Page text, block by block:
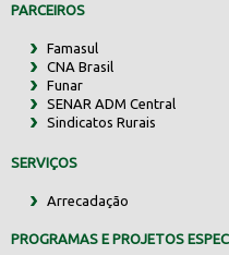
PARCEIROS
Famasul
CNA Brasil
Funar
SENAR ADM Central
Sindicatos Rurais
SERVIÇOS
Arrecadação
PROGRAMAS E PROJETOS